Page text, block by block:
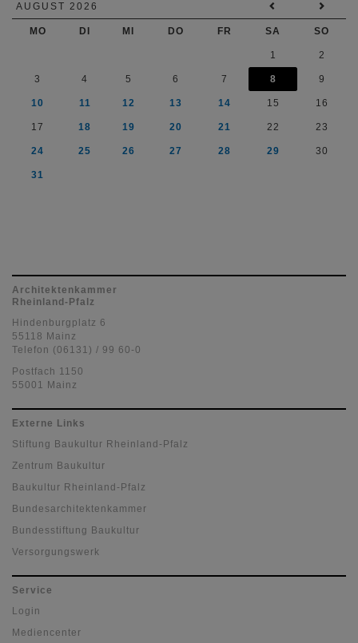
AUGUST 2026
MO DI MI DO FR SA SO
1 2
3 4 5 6 7 8 9
10 11 12 13 14 15 16
17 18 19 20 21 22 23
24 25 26 27 28 29 30
31
Architektenkammer
Rheinland-Pfalz
Hindenburgplatz 6
55118 Mainz
Telefon (06131) / 99 60-0
Postfach 1150
55001 Mainz
Externe Links
Stiftung Baukultur Rheinland-Pfalz
Zentrum Baukultur
Baukultur Rheinland-Pfalz
Bundesarchitektenkammer
Bundesstiftung Baukultur
Versorgungswerk
Service
Login
Mediencenter